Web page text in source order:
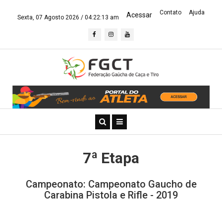
Sexta, 07 Agosto 2026 / 04:22:13 am Acessar Contato Ajuda
7ª Etapa
Campeonato: Campeonato Gaucho de
Carabina Pistola e Rifle - 2019